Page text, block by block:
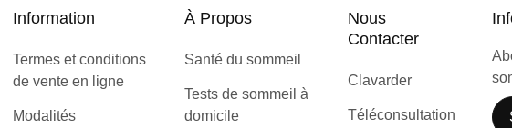
Information
Termes et conditions
de vente en ligne
Modalités
À Propos
Santé du sommeil
Tests de sommeil à
domicile
Nous
Contacter
Clavarder
Téléconsultation